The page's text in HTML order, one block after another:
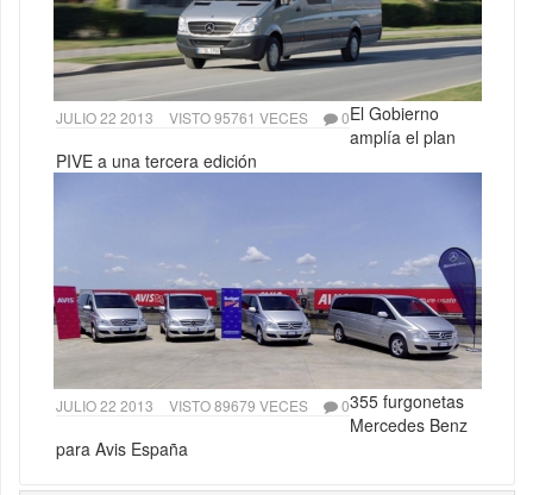
JULIO 22 2013 VISTO 95761 VECES 0El Gobierno
amplía el plan
PIVE a una tercera edición
JULIO 22 2013 VISTO 89679 VECES 0355 furgonetas
Mercedes Benz
para Avis España